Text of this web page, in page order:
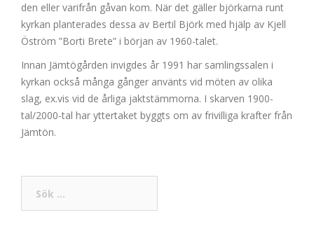
den eller varifrån gåvan kom. När det gäller björkarna runt
kyrkan planterades dessa av Bertil Björk med hjälp av Kjell
Öström ”Borti Brete” i början av 1960-talet.
Innan Jämtögården invigdes år 1991 har samlingssalen i
kyrkan också många gånger använts vid möten av olika
slag, ex.vis vid de årliga jaktstämmorna. I skarven 1900-
tal/2000-tal har yttertaket byggts om av frivilliga krafter från
Jämtön.
efter: